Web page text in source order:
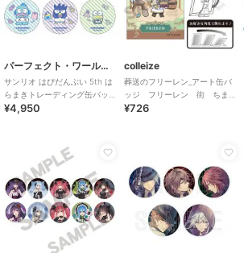
パーフェクト・ワールド・トーキョー
サンリオ はぴだんぶい 5th は
らまきトレーディング缶バッ
ジ 全6種コンプリートセット
¥4,950
colleize
葬送のフリーレン_アート缶バ
ッジ フリーレン 街 ちま
にわ
¥726